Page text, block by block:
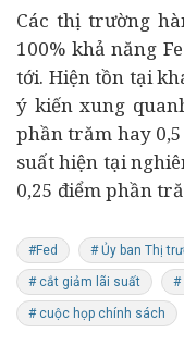
Các thị trường
100% khả năng
tới. Hiện tồn tại
ý kiến xung
phần trăm hay
suất hiện tại
0,25 điểm phần
#Fed # Ủy ban Thị
# cắt giảm lãi suất #
# cuộc họp chính sách